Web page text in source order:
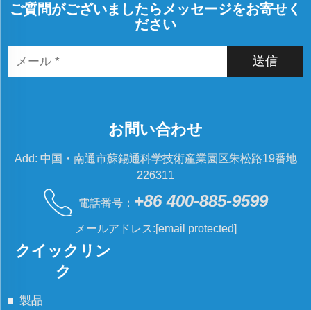
ご質問がございましたらメッセージをお寄せく
ださい
送信
クイックリン
ク
製品
お問い合わせ
Add: 中国・南通市蘇錫通科学技術産業園区朱松路19番地
226311
電話番号： +86 400-885-9599
メールアドレス:[email protected]